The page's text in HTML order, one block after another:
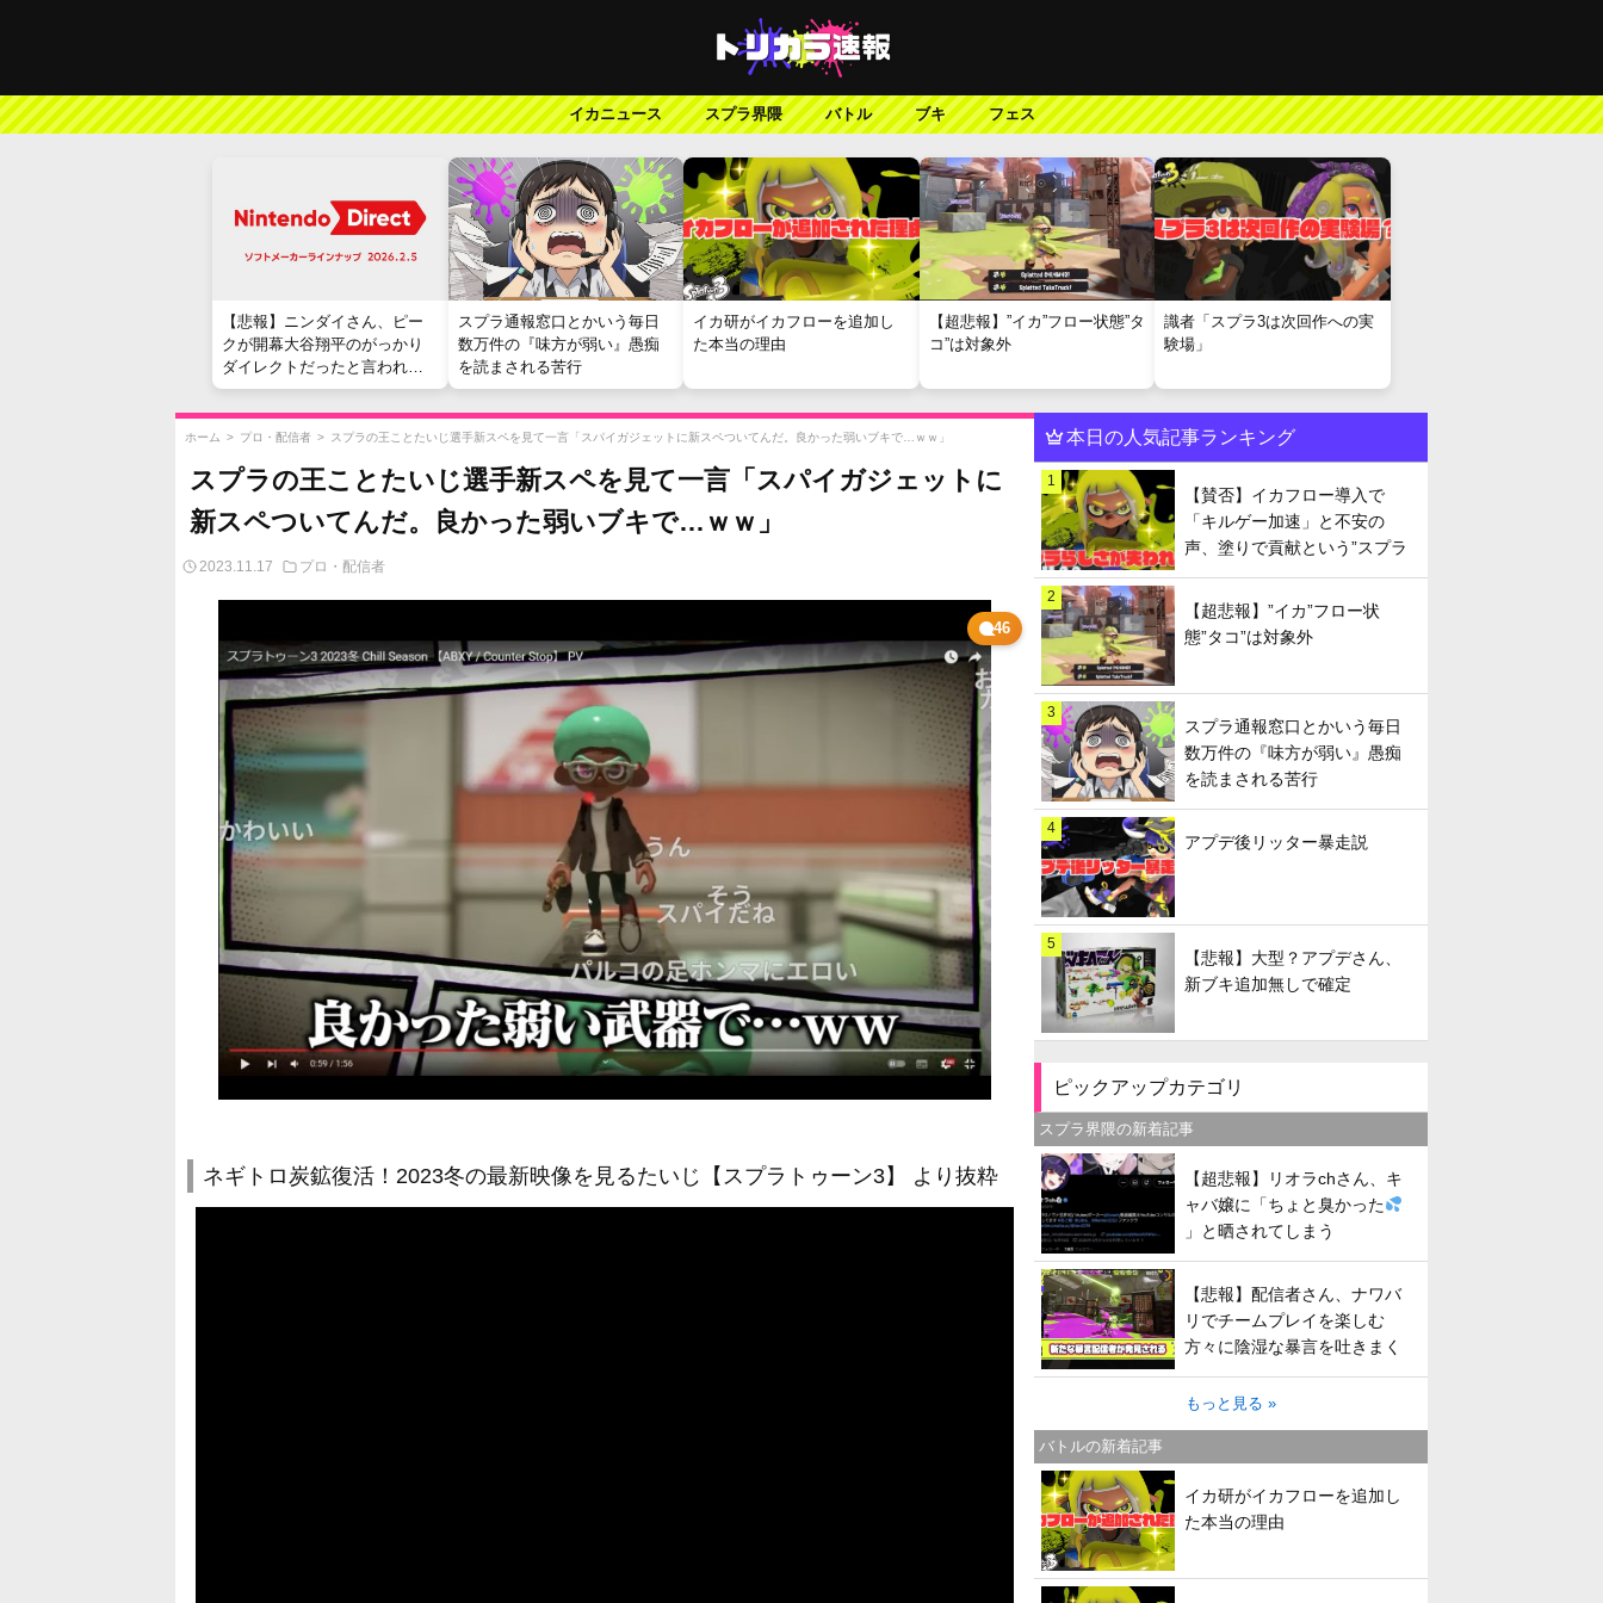
イカニュース スプラ界隈 バトル ブキ フェス
【悲報】ニンダイさん、ピー
クが開幕大谷翔平のがっかり
ダイレクトだったと言われて
しまう
スプラ通報窓口とかいう毎日
数万件の『味方が弱い』愚痴
を読まされる苦行
イカ研がイカフローを追加し
た本当の理由
【超悲報】”イカ”フロー状態”タ
コ”は対象外
識者「スプラ3は次回作への実
験場」
ホーム > プロ・配信者 > スプラの王ことたいじ選手新スペを見て一言「スパイガジェットに新スペついてんだ。良かった弱いブキで…ｗｗ」
スプラの王ことたいじ選手新スペを見て一言「スパイガジェットに
新スペついてんだ。良かった弱いブキで…ｗｗ」
2023.11.17 プロ・配信者
46
ネギトロ炭鉱復活！2023冬の最新映像を見るたいじ【スプラトゥーン3】 より抜粋
本日の人気記事ランキング
1
【賛否】イカフロー導入で
「キルゲー加速」と不安の
声、塗りで貢献という”スプラ
らしさ”は失われてしまうのか
2
【超悲報】”イカ”フロー状
態”タコ”は対象外
3
スプラ通報窓口とかいう毎日
数万件の『味方が弱い』愚痴
を読まされる苦行
4
アプデ後リッター暴走説
5
【悲報】大型？アプデさん、
新ブキ追加無しで確定
ピックアップカテゴリ
スプラ界隈の新着記事
【超悲報】リオラchさん、キ
ャバ嬢に「ちょと臭かった
」と晒されてしまう
【悲報】配信者さん、ナワバ
リでチームプレイを楽しむ
方々に陰湿な暴言を吐きまく
ってしまう
もっと見る »
バトルの新着記事
イカ研がイカフローを追加し
た本当の理由